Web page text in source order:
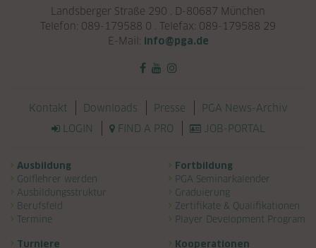
Landsberger Straße 290 . D-80687 München
Telefon: 089-179588 0 . Telefax: 089-179588 29
E-Mail:
info@pga.de
Navigation überspringen
Kontakt Downloads Presse
PGA News-Archiv
LOGIN
FIND A PRO JOB-PORTAL
Navigation überspringen
Ausbildung
Golflehrer werden
Ausbildungsstruktur
Berufsfeld
Termine
Fortbildung
PGA Seminarkalender
Graduierung
Zertifikate & Qualifikationen
Player Development Program
Turniere Kooperationen